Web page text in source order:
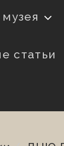
статьи